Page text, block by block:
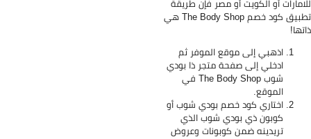
أو الكويت أو مصر فإن طريقة
تطبيق كود خصم The Body Shop هي
اذهبي إلى موقع الموفر ثم
ادخلي إلى صفحة متجر ذا بودي
شوب The Body Shop في
الموقع.
اختاري كود خصم بودي شوب أو
كوبون ذي بودي شوب الذي
تريدينه ضمن كوبونات وعروض